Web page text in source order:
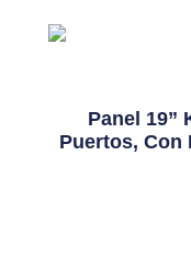
Panel 19”
Puertos, Con